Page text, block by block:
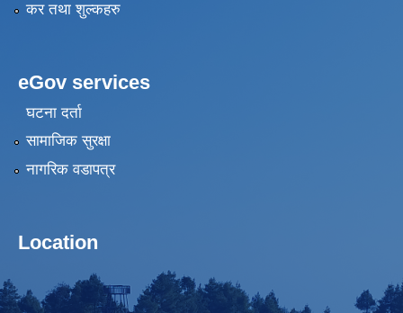
कर तथा शुल्कहरु
eGov services
घटना दर्ता
सामाजिक सुरक्षा
नागरिक वडापत्र
Location